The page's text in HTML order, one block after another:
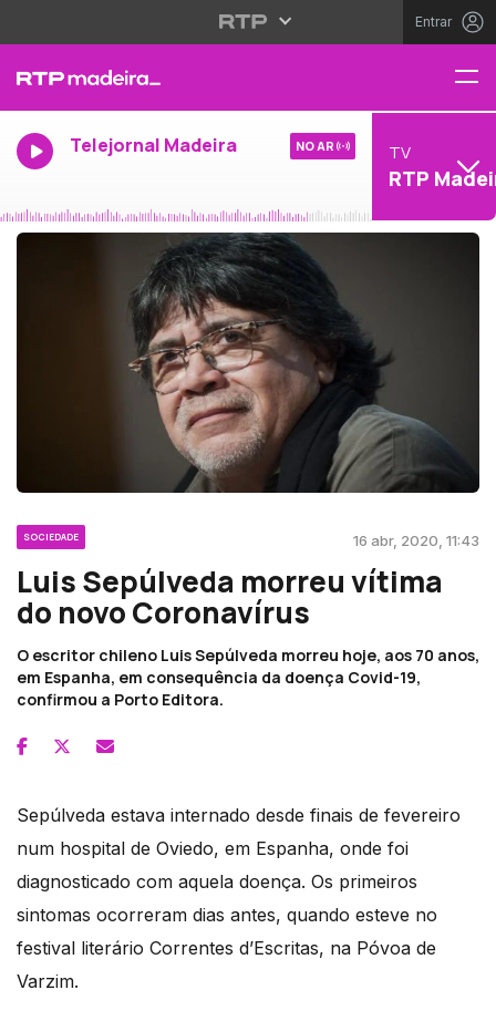
Entrar
Telejornal Madeira NO AR TV
RTP
SOCIEDADE 16 abr, 2020, 11:43
Luis Sepúlveda morreu vítima
do novo Coronavírus
O escritor chileno Luis Sepúlveda morreu hoje, aos 70 anos,
em Espanha, em consequência da doença Covid-19,
confirmou a Porto Editora.
Sepúlveda estava internado desde finais de fevereiro
num hospital de Oviedo, em Espanha, onde foi
diagnosticado com aquela doença. Os primeiros
sintomas ocorreram dias antes, quando esteve no
festival literário Correntes d’Escritas, na Póvoa de
Varzim.